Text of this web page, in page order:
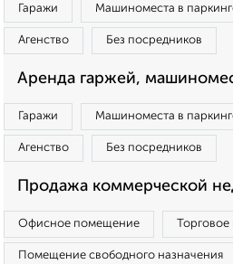
Гаражи Машиноместа в
Агенство Без посредников
Аренда гаржей,
Гаражи Машиноместа в
Агенство Без посредников
Продажа коммерческой
Офисное помещение
Помещение свободного назначения